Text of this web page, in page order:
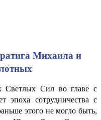
Михаила и
Светлых Сил во главе с
эпоха сотрудничества с
этого не могло быть,